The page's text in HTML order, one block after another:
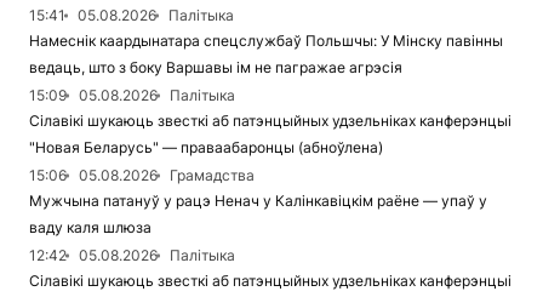
15:41
05.08.2026
Палітыка
Намеснік каардынатара спецслужбаў Польшчы: У Мінску павінны
ведаць, што з боку Варшавы ім не пагражае агрэсія
15:09
05.08.2026
Палітыка
Сілавікі шукаюць звесткі аб патэнцыйных удзельніках канферэнцыі
"Новая Беларусь" — праваабаронцы (абноўлена)
15:06
05.08.2026
Грамадства
Мужчына патануў у рацэ Ненач у Калінкавіцкім раёне — упаў у
ваду каля шлюза
12:42
05.08.2026
Палітыка
Сілавікі шукаюць звесткі аб патэнцыйных удзельніках канферэнцыі